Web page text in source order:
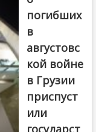
погибших
в
августовс
кой войне
в Грузии
приспуст
или